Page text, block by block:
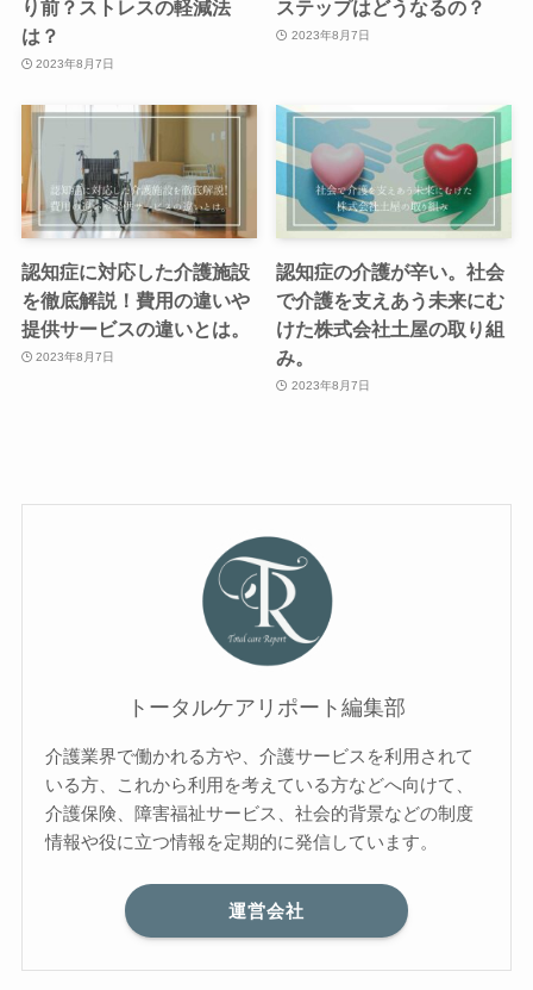
り前？ストレスの軽減法
は？
2023年8月7日
ステップはどうなるの？
2023年8月7日
認知症に対応した介護施設
を徹底解説！費用の違いや
提供サービスの違いとは。
2023年8月7日
認知症の介護が辛い。社会
で介護を支えあう未来にむ
けた株式会社土屋の取り組
み。
2023年8月7日
トータルケアリポート編集部
介護業界で働かれる方や、介護サービスを利用されて
いる方、これから利用を考えている方などへ向けて、
介護保険、障害福祉サービス、社会的背景などの制度
情報や役に立つ情報を定期的に発信しています。
運営会社